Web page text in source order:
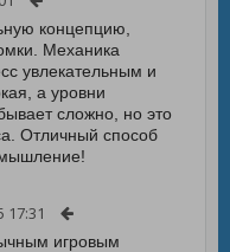
концепцию,
Механика
увлекательным и
а уровни
сложно, но это
Отличный способ
мышление!
17:31
игровым